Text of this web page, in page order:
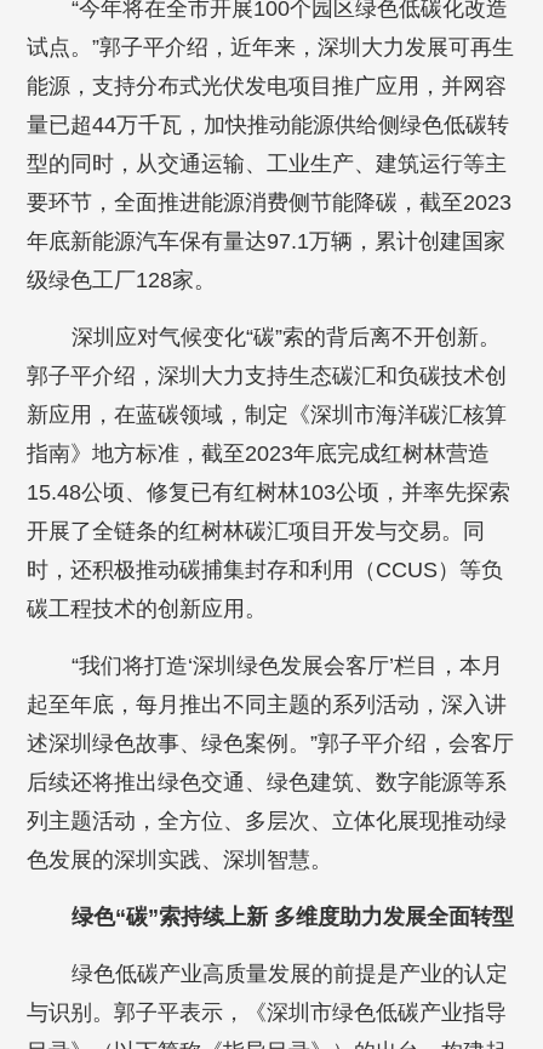
“今年将在全市开展100个园区绿色低碳化改造
试点。”郭子平介绍，近年来，深圳大力发展可再生
能源，支持分布式光伏发电项目推广应用，并网容
量已超44万千瓦，加快推动能源供给侧绿色低碳转
型的同时，从交通运输、工业生产、建筑运行等主
要环节，全面推进能源消费侧节能降碳，截至2023
年底新能源汽车保有量达97.1万辆，累计创建国家
级绿色工厂128家。
深圳应对气候变化“碳”索的背后离不开创新。
郭子平介绍，深圳大力支持生态碳汇和负碳技术创
新应用，在蓝碳领域，制定《深圳市海洋碳汇核算
指南》地方标准，截至2023年底完成红树林营造
15.48公顷、修复已有红树林103公顷，并率先探索
开展了全链条的红树林碳汇项目开发与交易。同
时，还积极推动碳捕集封存和利用（CCUS）等负
碳工程技术的创新应用。
“我们将打造‘深圳绿色发展会客厅’栏目，本月
起至年底，每月推出不同主题的系列活动，深入讲
述深圳绿色故事、绿色案例。”郭子平介绍，会客厅
后续还将推出绿色交通、绿色建筑、数字能源等系
列主题活动，全方位、多层次、立体化展现推动绿
色发展的深圳实践、深圳智慧。
绿色“碳”索持续上新 多维度助力发展全面转型
绿色低碳产业高质量发展的前提是产业的认定
与识别。郭子平表示，《深圳市绿色低碳产业指导